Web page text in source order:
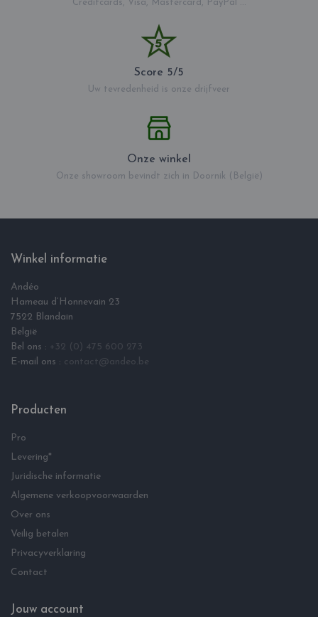
Creditcards, Visa, Mastercard, PayPal ...
Score 5/5
Uw tevredenheid is onze drijfveer
Onze winkel
Onze showroom bevindt zich in Doornik (België)
Winkel informatie
Andéo
Hameau d‘Honnevain 23
7522 Blandain
België
Bel ons : +32 (0) 475 600 273
E-mail ons : contact@andeo.be
Producten
Pro
Levering*
Juridische informatie
Algemene verkoopvoorwaarden
Over ons
Veilig betalen
Privacyverklaring
Contact
Jouw account